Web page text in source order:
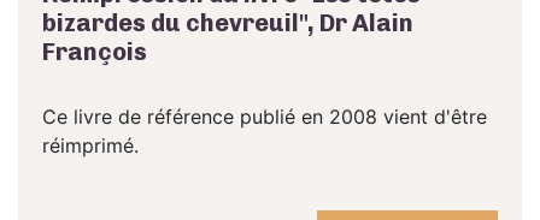
bizardes du chevreuil", Dr Alain
François
Ce livre de référence publié en 2008 vient d'être
réimprimé.